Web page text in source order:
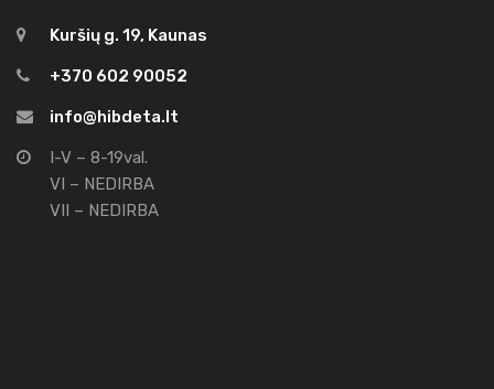
Kuršių g. 19, Kaunas
+370 602 90052
info@hibdeta.lt
I-V – 8-19val.
VI – NEDIRBA
VII – NEDIRBA